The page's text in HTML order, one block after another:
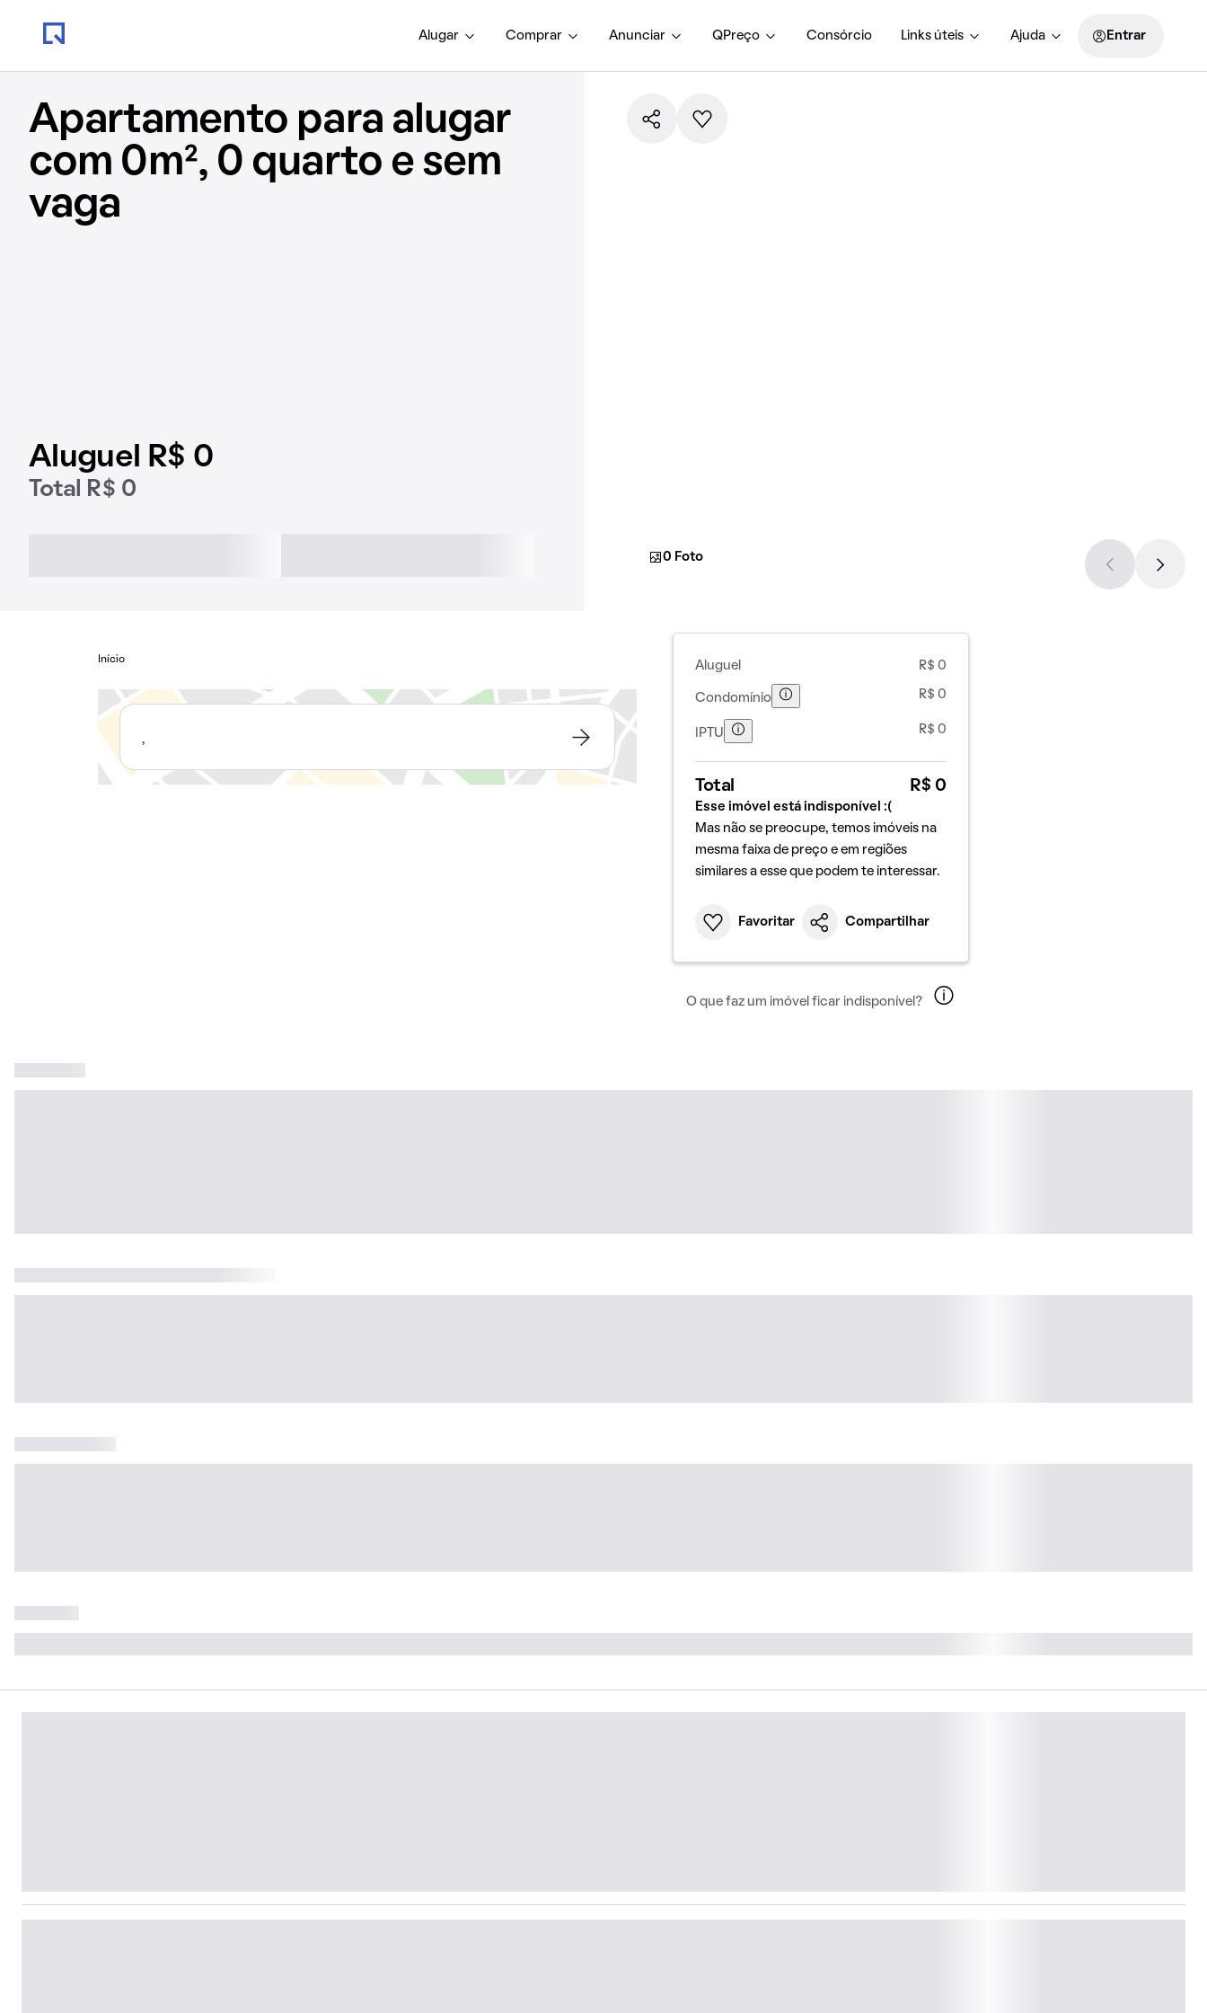
Alugar Comprar Anunciar QPreço Consórcio Links úteis Ajuda Entrar
Apartamento para alugar
com 0m², 0 quarto e sem
vaga
Aluguel R$ 0
Total R$ 0
0 Foto
Início
,
Aluguel R$ 0
Condomínio R$ 0
IPTU R$ 0
Total R$ 0
Esse imóvel está indisponível :(
Mas não se preocupe, temos imóveis na
mesma faixa de preço e em regiões
similares a esse que podem te interessar.
Favoritar Compartilhar
O que faz um imóvel ficar indisponível?